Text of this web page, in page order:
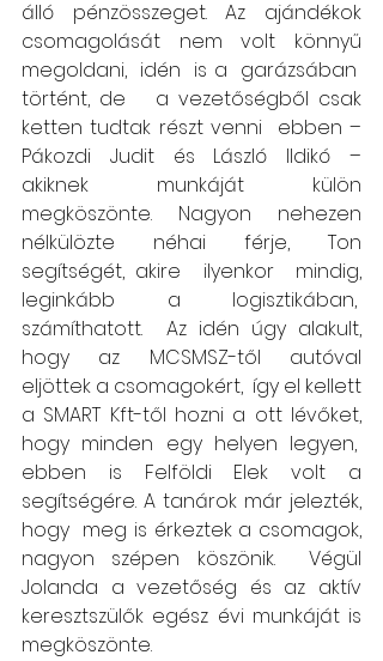
álló pénzösszeget. Az ajándékok
csomagolását nem volt könnyű
megoldani,  idén  is a  garázsában
történt, de   a vezetőségből csak
ketten tudtak részt venni  ebben –
Pákozdi Judit és László Ildikó –
akiknek munkáját külön
megköszönte. Nagyon nehezen
nélkülözte néhai férje, Ton
segítségét, akire  ilyenkor  mindig,
leginkább a logisztikában,
számíthatott.  Az idén úgy alakult,
hogy az MCSMSZ-től autóval
eljöttek a csomagokért,  így el kellett
a SMART Kft-től hozni a ott lévőket,
hogy minden egy helyen legyen,
ebben is Felföldi Elek volt a
segítségére. A tanárok már jelezték,
hogy  meg is érkeztek a csomagok,
nagyon szépen köszönik.  Végül
Jolanda a vezetőség és az aktív
keresztszülők egész évi munkáját is
megköszönte.